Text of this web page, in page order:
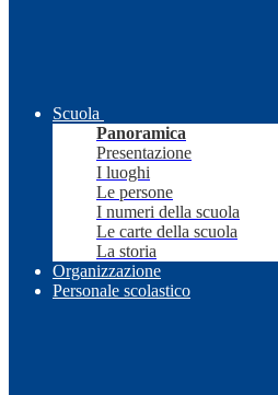
Scuola
Panoramica
Presentazione
I luoghi
Le persone
I numeri della scuola
Le carte della scuola
La storia
Organizzazione
Personale scolastico